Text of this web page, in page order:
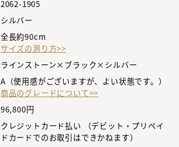
2062-1905
シルバー
全長約90cm
サイズの測り方>>
ラインストーン×ブラック×シルバー
A（使用感がございますが、よい状態です。）
商品のグレードについて>>
96,800円
クレジットカード払い （デビット・プリペイ
ドカードでのお取引はできかねます）